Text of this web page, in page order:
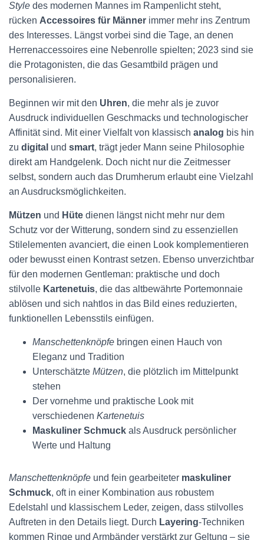
Style des modernen Mannes im Rampenlicht steht,
rücken Accessoires für Männer immer mehr ins Zentrum
des Interesses. Längst vorbei sind die Tage, an denen
Herrenaccessoires eine Nebenrolle spielten; 2023 sind sie
die Protagonisten, die das Gesamtbild prägen und
personalisieren.
Beginnen wir mit den Uhren, die mehr als je zuvor
Ausdruck individuellen Geschmacks und technologischer
Affinität sind. Mit einer Vielfalt von klassisch analog bis hin
zu digital und smart, trägt jeder Mann seine Philosophie
direkt am Handgelenk. Doch nicht nur die Zeitmesser
selbst, sondern auch das Drumherum erlaubt eine Vielzahl
an Ausdrucksmöglichkeiten.
Mützen und Hüte dienen längst nicht mehr nur dem
Schutz vor der Witterung, sondern sind zu essenziellen
Stilelementen avanciert, die einen Look komplementieren
oder bewusst einen Kontrast setzen. Ebenso unverzichtbar
für den modernen Gentleman: praktische und doch
stilvolle Kartenetuis, die das altbewährte Portemonnaie
ablösen und sich nahtlos in das Bild eines reduzierten,
funktionellen Lebensstils einfügen.
Manschettenknöpfe bringen einen Hauch von
Eleganz und Tradition
Unterschätzte Mützen, die plötzlich im Mittelpunkt
stehen
Der vornehme und praktische Look mit
verschiedenen Kartenetuis
Maskuliner Schmuck als Ausdruck persönlicher
Werte und Haltung
Manschettenknöpfe und fein gearbeiteter maskuliner
Schmuck, oft in einer Kombination aus robustem
Edelstahl und klassischem Leder, zeigen, dass stilvolles
Auftreten in den Details liegt. Durch Layering-Techniken
kommen Ringe und Armbänder verstärkt zur Geltung – sie